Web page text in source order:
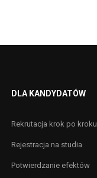
DLA KANDYDATÓW
Rekrutacja krok po kroku
Rejestracja na studia
Potwierdzanie efektów